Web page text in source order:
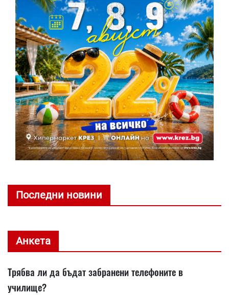
Последни новини
Анкета
Трябва ли да бъдат забранени телефоните в
училище?